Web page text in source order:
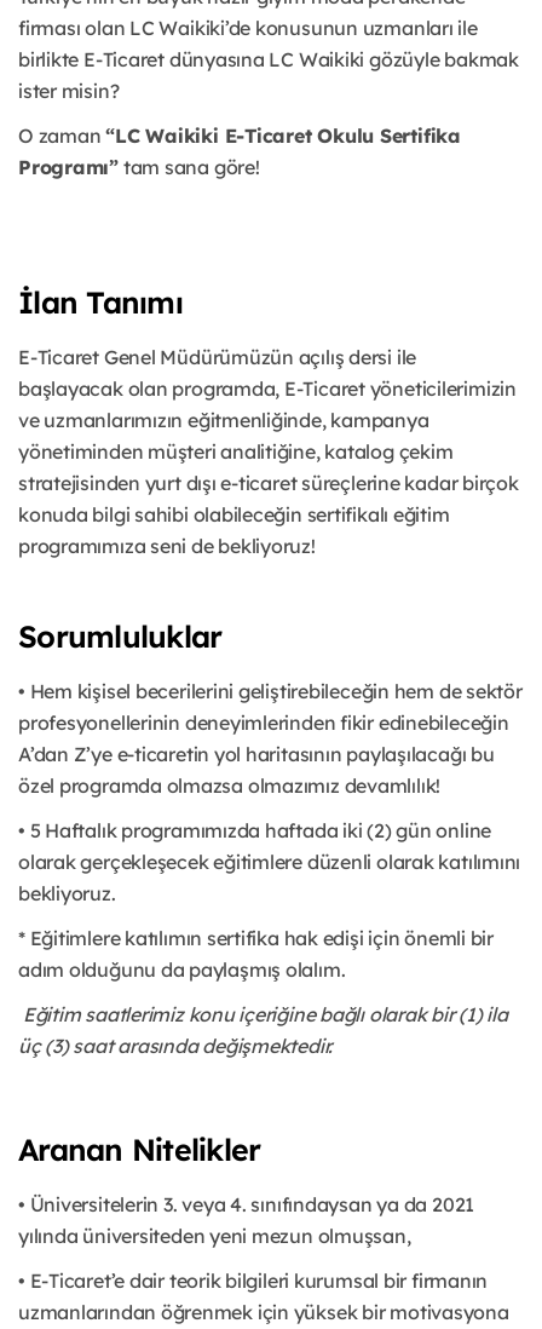
firması olan LC Waikiki’de konusunun uzmanları ile
birlikte E-Ticaret dünyasına LC Waikiki gözüyle bakmak
ister misin?
O zaman“LC Waikiki E-Ticaret Okulu Sertifika
Programı”tam sana göre!
İlan Tanımı
E-Ticaret Genel Müdürümüzün açılış dersi ile
başlayacak olan programda, E-Ticaret yöneticilerimizin
ve uzmanlarımızın eğitmenliğinde, kampanya
yönetiminden müşteri analitiğine, katalog çekim
stratejisinden yurt dışı e-ticaret süreçlerine kadar birçok
konuda bilgi sahibi olabileceğin sertifikalı eğitim
programımıza seni de bekliyoruz!
Sorumluluklar
• Hem kişisel becerilerini geliştirebileceğin hem de sektör
profesyonellerinin deneyimlerinden fikir edinebileceğin
A’dan Z’ye e-ticaretin yol haritasının paylaşılacağı bu
özel programda olmazsa olmazımız devamlılık!
• 5 Haftalık programımızda haftada iki (2) gün online
olarak gerçekleşecek eğitimlere düzenli olarak katılımını
bekliyoruz.
* Eğitimlere katılımın sertifika hak edişi için önemli bir
adım olduğunu da paylaşmış olalım.
Eğitim saatlerimiz konu içeriğine bağlı olarak bir (1) ila
üç (3) saat arasında değişmektedir.
Aranan Nitelikler
• Üniversitelerin 3. veya 4. sınıfındaysan ya da 2021
yılında üniversiteden yeni mezun olmuşsan,
• E-Ticaret’e dair teorik bilgileri kurumsal bir firmanın
uzmanlarından öğrenmek için yüksek bir motivasyona